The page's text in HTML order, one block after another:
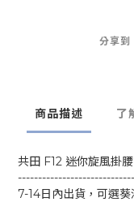
分享到
商品描述 了
共田 F12 迷你旋風掛
7-14日內出貨，可選